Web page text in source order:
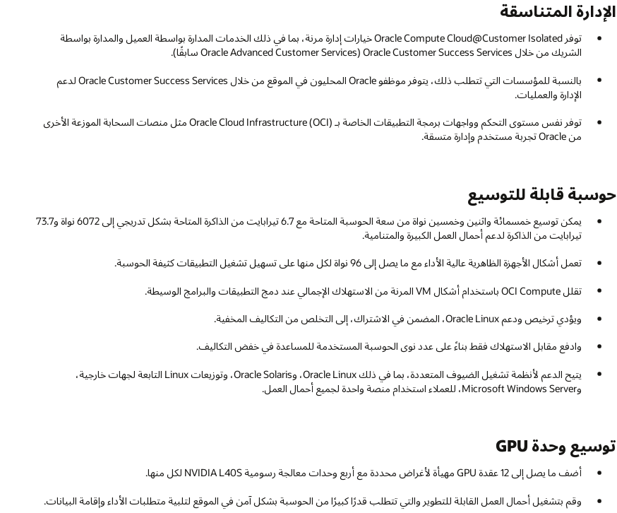
الإدارة المتناسقة
توفر Oracle Compute Cloud@Customer Isolated خيارات إدارة مرنة، بما في ذلك الخدمات المدارة بواسطة العميل والمدارة بواسطة
الشريك من خلال Oracle Customer Success Services (Oracle Advanced Customer Services سابقًا).
بالنسبة للمؤسسات التي تتطلب ذلك، يتوفر موظفو Oracle المحليون في الموقع من خلال Oracle Customer Success Services لدعم
الإدارة والعمليات.
توفر نفس مستوى التحكم وواجهات برمجة التطبيقات الخاصة بـ Oracle Cloud Infrastructure (OCI) مثل منصات السحابة الموزعة الأخرى
من Oracle تجربة مستخدم وإدارة متسقة.
حوسبة قابلة للتوسيع
يمكن توسيع خمسمائة واثنين وخمسين نواة من سعة الحوسبة المتاحة مع 6.7 تيرابايت من الذاكرة المتاحة بشكل تدريجي إلى 6072 نواة و73.7
تيرابايت من الذاكرة لدعم أحمال العمل الكبيرة والمتنامية.
تعمل أشكال الأجهزة الظاهرية عالية الأداء مع ما يصل إلى 96 نواة لكل منها على تسهيل تشغيل التطبيقات كثيفة الحوسبة.
تقلل OCI Compute باستخدام أشكال VM المرنة من الاستهلاك الإجمالي عند دمج التطبيقات والبرامج الوسيطة.
ويؤدي ترخيص ودعم Oracle Linux، المضمن في الاشتراك، إلى التخلص من التكاليف المخفية.
وادفع مقابل الاستهلاك فقط بناءً على عدد نوى الحوسبة المستخدمة للمساعدة في خفض التكاليف.
يتيح الدعم لأنظمة تشغيل الضيوف المتعددة، بما في ذلك Oracle Linux، وOracle Solaris، وتوزيعات Linux التابعة لجهات خارجية،
وMicrosoft Windows Server، للعملاء استخدام منصة واحدة لجميع أحمال العمل.
توسيع وحدة GPU
أضف ما يصل إلى 12 عقدة GPU مهيأة لأغراض محددة مع أربع وحدات معالجة رسومية NVIDIA L40S لكل منها.
وقم بتشغيل أحمال العمل القابلة للتطوير والتي تتطلب قدرًا كبيرًا من الحوسبة بشكل آمن في الموقع لتلبية متطلبات الأداء وإقامة البيانات.